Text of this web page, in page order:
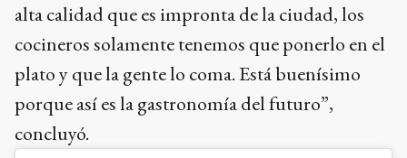
alta calidad que es impronta de la ciudad, los
cocineros solamente tenemos que ponerlo en el
plato y que la gente lo coma. Está buenísimo
porque así es la gastronomía del futuro”,
concluyó.